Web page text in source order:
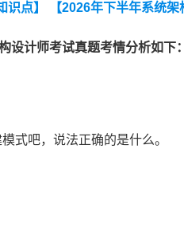
点】
【2026年下半年系统
设计师考试真题考情分析如下：
式吧，说法正确的是什么。